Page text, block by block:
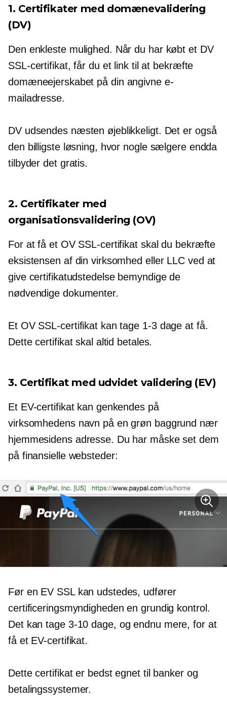
1. Certifikater med domænevalidering
(DV)
Den enkleste mulighed. Når du har købt et DV
SSL-certifikat, får du et link til at bekræfte
domæneejerskabet på din angivne e-
mailadresse.
DV udsendes næsten øjeblikkeligt. Det er også
den billigste løsning, hvor nogle sælgere endda
tilbyder det gratis.
2. Certifikater med
organisationsvalidering (OV)
For at få et OV SSL-certifikat skal du bekræfte
eksistensen af ​​din virksomhed eller LLC ved at
give certifikatudstedelsebemyndige de
nødvendige dokumenter.
Et OV SSL-certifikat kan tage 1-3dage at få.
Dette certifikat skal altid betales.
3. Certifikat med udvidet validering (EV)
Et EV-certifikat kan genkendes på
virksomhedens navn på en grøn baggrund nær
hjemmesidens adresse. Du har måske set dem
på finansielle websteder:
Før en EV SSL kan udstedes, udfører
certificeringsmyndigheden en grundig kontrol.
Det kan tage 3-10 dage, og endnu mere, for at
få et EV-certifikat.
Dette certifikat er bedst egnet til banker og
betalingssystemer.